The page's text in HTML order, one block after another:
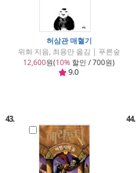
허삼관 매혈기
위화 지음, 최용만 옮김 | 푸른숲
12,600원(10% 할인 / 700원)
9.0
43. 44.